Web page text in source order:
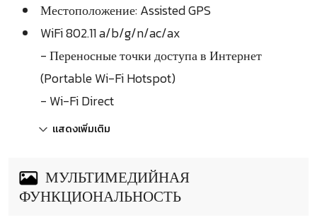
Местоположение: Assisted GPS
WiFi 802.11 a/b/g/n/ac/ax
- Переносные точки доступа в Интернет
(Portable Wi-Fi Hotspot)
- Wi-Fi Direct
แสดงเพิ่มเติม
МУЛЬТИМЕДИЙНАЯ
ФУНКЦИОНАЛЬНОСТЬ